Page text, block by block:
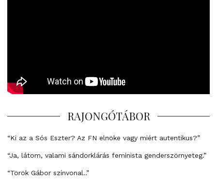
RAJONGÓTÁBOR
“Ki az a Sós Eszter? Az FN elnöke vagy miért autentikus?”
“Ja, látom, valami sándorklárás feminista genderszörnyeteg.”
“Török Gábor színvonal..”